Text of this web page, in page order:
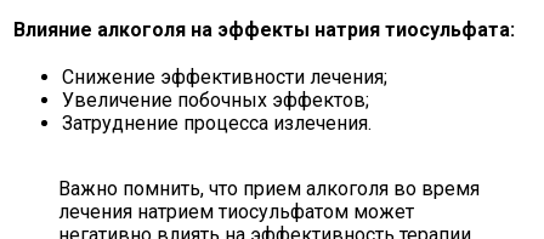
Влияние алкоголя на эффекты натрия тиосульфата:
Снижение эффективности лечения;
Увеличение побочных эффектов;
Затруднение процесса излечения.
Важно помнить, что прием алкоголя во время
лечения натрием тиосульфатом может
негативно влиять на эффективность терапии